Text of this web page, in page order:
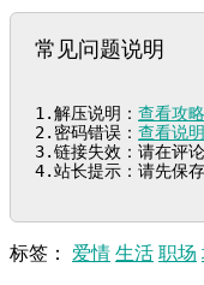
常见问题说明
1.解压说明： 查看攻略
2.密码错误： 查看说明
3.链接失效：请在评
4.站长提示：请先保
标签： 爱情 生活 职场